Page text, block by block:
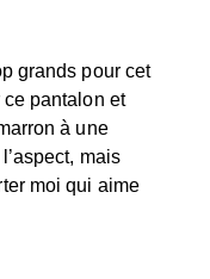
grands pour cet
ce pantalon et
à une
mais
moi qui aime